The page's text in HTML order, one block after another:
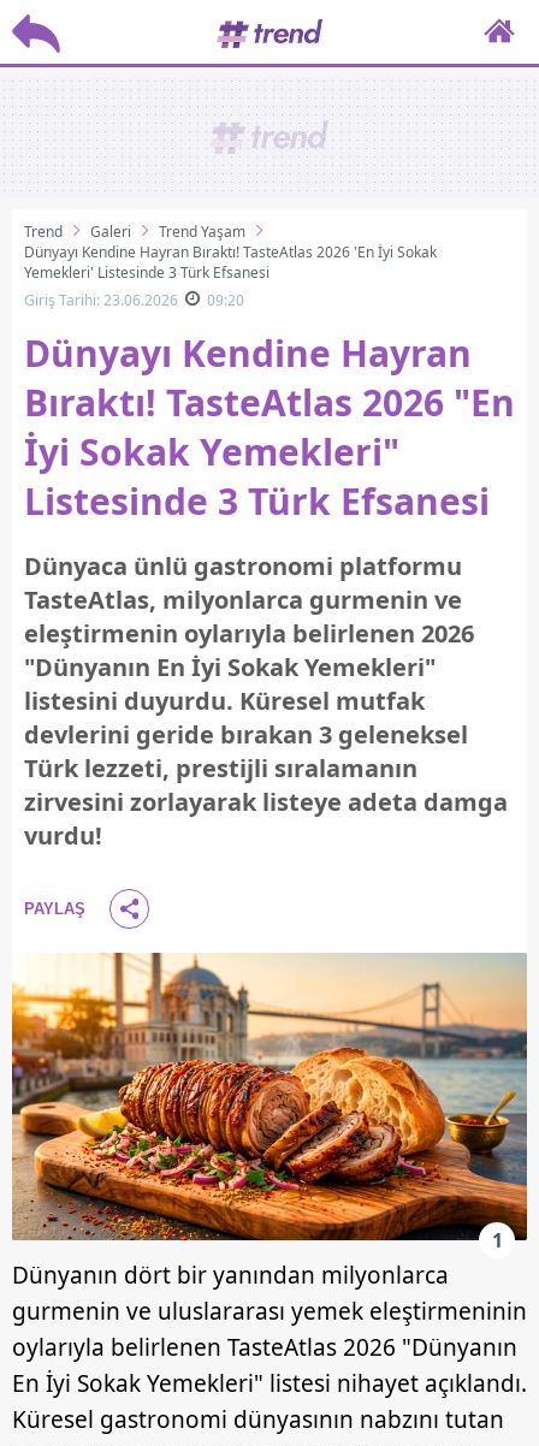
Trend Galeri
Trend Yaşam
Dünyayı Kendine Hayran Bıraktı! TasteAtlas 2026 'En İyi Sokak
Yemekleri' Listesinde 3 Türk Efsanesi
Giriş Tarihi: 23.06.2026
09:20
Dünyayı Kendine Hayran
Bıraktı! TasteAtlas 2026 "En
İyi Sokak Yemekleri"
Listesinde 3 Türk Efsanesi
Dünyaca ünlü gastronomi platformu
TasteAtlas, milyonlarca gurmenin ve
eleştirmenin oylarıyla belirlenen 2026
"Dünyanın En İyi Sokak Yemekleri"
listesini duyurdu. Küresel mutfak
devlerini geride bırakan 3 geleneksel
Türk lezzeti, prestijli sıralamanın
zirvesini zorlayarak listeye adeta damga
vurdu!
PAYLAŞ
1
Dünyanın dört bir yanından milyonlarca
gurmenin ve uluslararası yemek eleştirmeninin
oylarıyla belirlenen TasteAtlas 2026 "Dünyanın
En İyi Sokak Yemekleri" listesi nihayet açıklandı.
Küresel gastronomi dünyasının nabzını tutan